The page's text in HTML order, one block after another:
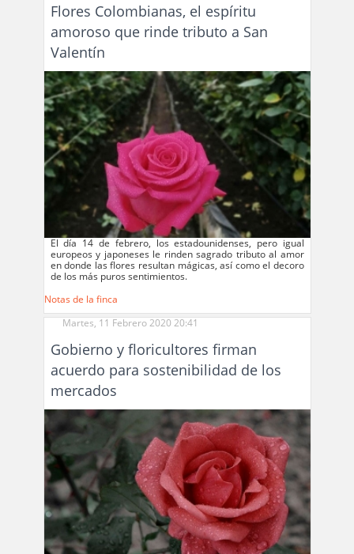
Flores Colombianas, el espíritu
amoroso que rinde tributo a San
Valentín
El día 14 de febrero, los estadounidenses, pero igual
europeos y japoneses le rinden sagrado tributo al amor
en donde las flores resultan mágicas, así como el decoro
de los más puros sentimientos.
Notas de la finca
Martes, 11 Febrero 2020 20:41
Gobierno y floricultores firman
acuerdo para sostenibilidad de los
mercados